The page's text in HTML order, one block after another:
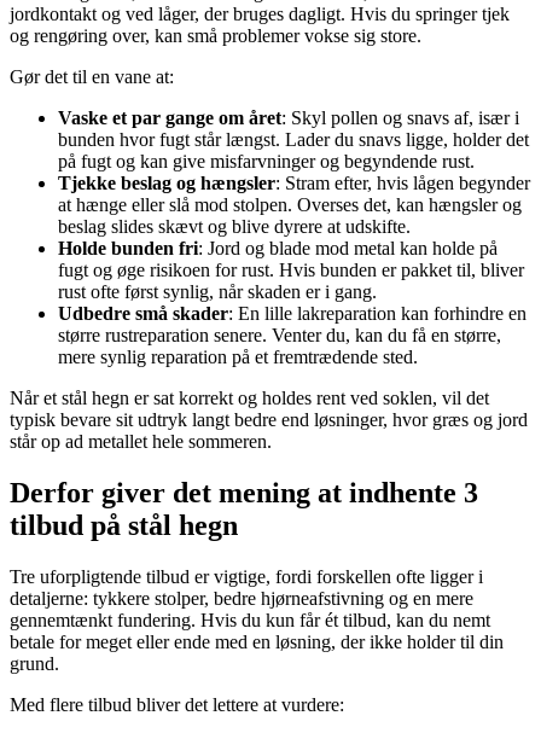
jordkontakt og ved låger, der bruges dagligt. Hvis du springer tjek
og rengøring over, kan små problemer vokse sig store.
Gør det til en vane at:
Vaske et par gange om året: Skyl pollen og snavs af, især i
bunden hvor fugt står længst. Lader du snavs ligge, holder det
på fugt og kan give misfarvninger og begyndende rust.
Tjekke beslag og hængsler: Stram efter, hvis lågen begynder
at hænge eller slå mod stolpen. Overses det, kan hængsler og
beslag slides skævt og blive dyrere at udskifte.
Holde bunden fri: Jord og blade mod metal kan holde på
fugt og øge risikoen for rust. Hvis bunden er pakket til, bliver
rust ofte først synlig, når skaden er i gang.
Udbedre små skader: En lille lakreparation kan forhindre en
større rustreparation senere. Venter du, kan du få en større,
mere synlig reparation på et fremtrædende sted.
Når et stål hegn er sat korrekt og holdes rent ved soklen, vil det
typisk bevare sit udtryk langt bedre end løsninger, hvor græs og jord
står op ad metallet hele sommeren.
Derfor giver det mening at indhente 3
tilbud på stål hegn
Tre uforpligtende tilbud er vigtige, fordi forskellen ofte ligger i
detaljerne: tykkere stolper, bedre hjørneafstivning og en mere
gennemtænkt fundering. Hvis du kun får ét tilbud, kan du nemt
betale for meget eller ende med en løsning, der ikke holder til din
grund.
Med flere tilbud bliver det lettere at vurdere: